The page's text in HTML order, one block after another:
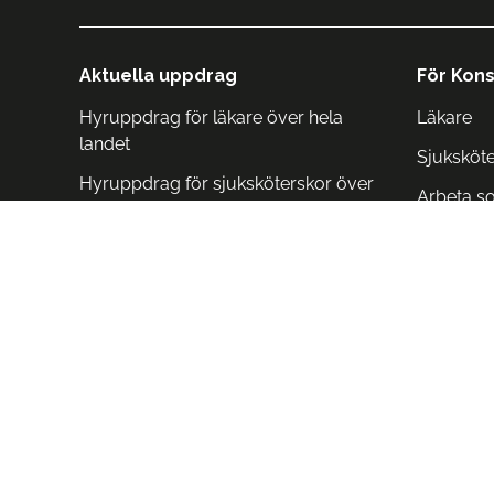
Aktuella uppdrag
Hyruppdrag för läkare över hela
landet
Hyruppdrag för sjuksköterskor över
För
Läkare
Arbeta